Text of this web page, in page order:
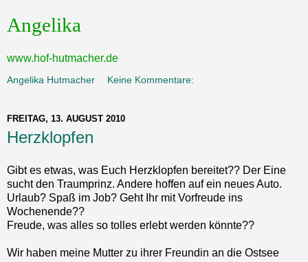
Angelika
www.hof-hutmacher.de
Angelika Hutmacher Keine Kommentare:
FREITAG, 13. AUGUST 2010
Herzklopfen
Gibt es etwas, was Euch Herzklopfen bereitet?? Der Eine
sucht den Traumprinz. Andere hoffen auf ein neues Auto.
Urlaub? Spaß im Job? Geht Ihr mit Vorfreude ins
Wochenende??
Freude, was alles so tolles erlebt werden könnte??
Wir haben meine Mutter zu ihrer Freundin an die Ostsee